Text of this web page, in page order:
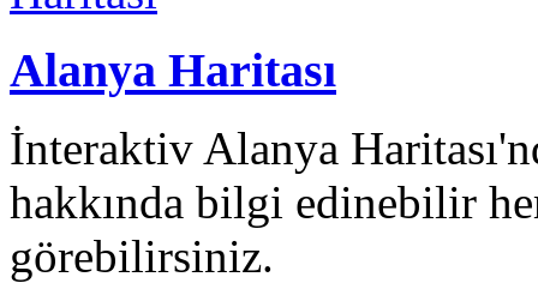
Alanya Haritası
İnteraktiv Alanya
hakkında bilgi edinebilir
görebilirsiniz.